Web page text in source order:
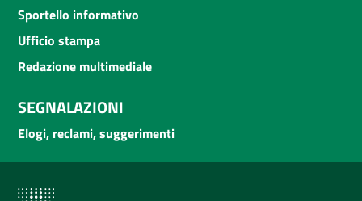
Sportello informativo
Ufficio stampa
Redazione multimediale
SEGNALAZIONI
Elogi, reclami, suggerimenti